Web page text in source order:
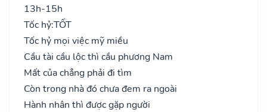
13h-15h
Tốc hỷ:TỐT
Tốc hỷ mọi việc mỹ miều
Cầu tài cầu lộc thì cầu phương Nam
Mất của chẳng phải đi tìm
Còn trong nhà đó chưa đem ra ngoài
Hành nhân thì được gặp người